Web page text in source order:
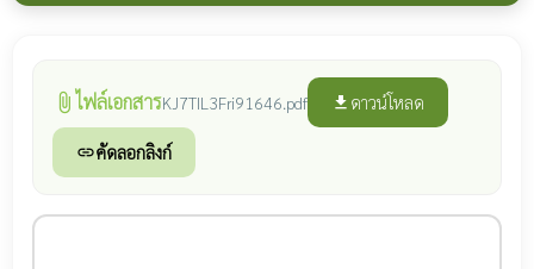
attach_file ไฟล์เอกสารKJ7TIL3Fri91646.pdf file_download ดาวน์โหลด
linkคัดลอกลิงก์